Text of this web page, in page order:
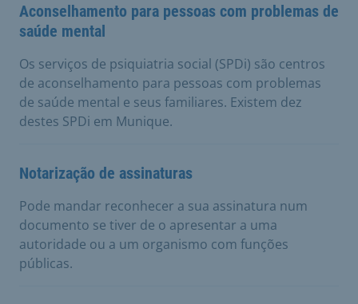
Aconselhamento para pessoas com problemas de
saúde mental
Os serviços de psiquiatria social (SPDi) são centros
de aconselhamento para pessoas com problemas
de saúde mental e seus familiares. Existem dez
destes SPDi em Munique.
Notarização de assinaturas
Pode mandar reconhecer a sua assinatura num
documento se tiver de o apresentar a uma
autoridade ou a um organismo com funções
públicas.